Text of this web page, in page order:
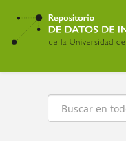
Ir
contenido
principal
Buscar